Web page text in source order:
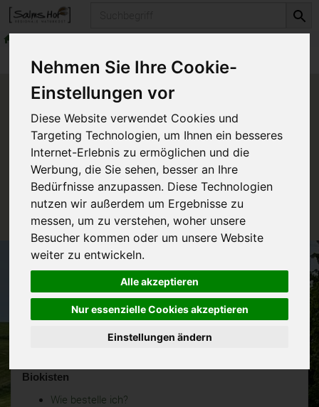
Nehmen Sie Ihre Cookie-
Einstellungen vor
Diese Website verwendet Cookies und
Targeting Technologien, um Ihnen ein besseres
Internet-Erlebnis zu ermöglichen und die
Werbung, die Sie sehen, besser an Ihre
Bedürfnisse anzupassen. Diese Technologien
nutzen wir außerdem um Ergebnisse zu
messen, um zu verstehen, woher unsere
Besucher kommen oder um unsere Website
weiter zu entwickeln.
Alle akzeptieren
Nur essenzielle Cookies akzeptieren
Einstellungen ändern
Produkte frische Milchprodukte
Produkt "Schlagrahm 32 %"
nicht verfügbar.
Das von Ihnen gesuchte Produkt ist leider zur Zeit
nicht verfügbar.
Biokisten
Wie bestelle ich?